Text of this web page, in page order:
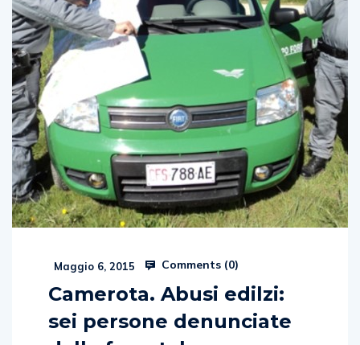
Maggio 6, 2015 Comments (0)
Camerota. Abusi edilzi:
sei persone denunciate